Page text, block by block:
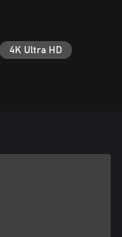
4K Ultra HD